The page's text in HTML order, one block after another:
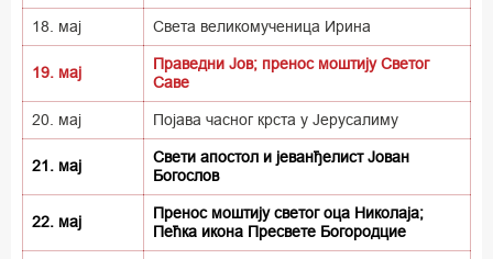
18. мај Света великомученица Ирина
19. мај
Праведни Јов; пренос моштију Светог
Саве
20. мај Појава часног крста у Јерусалиму
21. мај
Свети апостол и јеванђелист Јован
Богослов
22. мај
Пренос моштију светог оца Николаја;
Пећка икона Пресвете Богородцие